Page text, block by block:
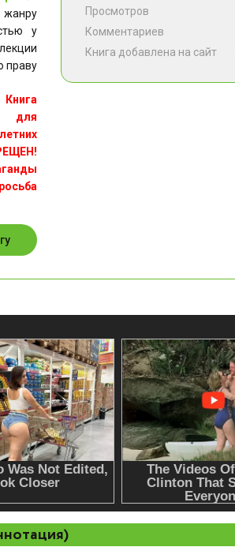
жанру
у
праву
для
Просмотров
Комментариев
Книга добавлена на сайт